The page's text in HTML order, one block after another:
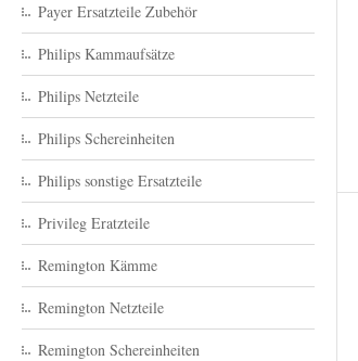
Payer Ersatzteile Zubehör
Philips Kammaufsätze
Philips Netzteile
Philips Schereinheiten
Philips sonstige Ersatzteile
Privileg Eratzteile
Remington Kämme
Remington Netzteile
Remington Schereinheiten